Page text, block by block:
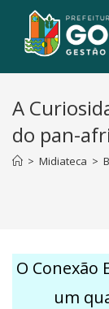
A
do pan-
> Midiateca >
O Conexão
um